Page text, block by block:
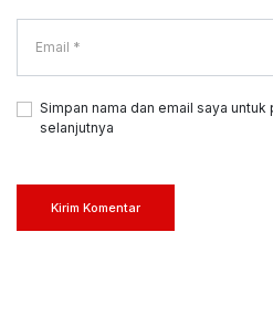
Simpan nama dan email saya
selanjutnya
Kirim Komentar